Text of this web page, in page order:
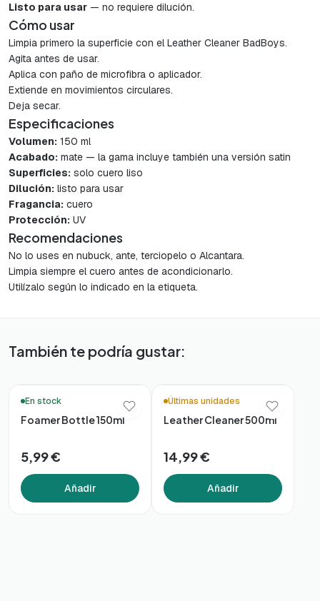
Listo para usar — no requiere dilución.
Cómo usar
Limpia primero la superficie con el Leather Cleaner BadBoys.
Agita antes de usar.
Aplica con paño de microfibra o aplicador.
Extiende en movimientos circulares.
Deja secar.
Especificaciones
Volumen: 150 ml
Acabado: mate — la gama incluye también una versión satin
Superficies: solo cuero liso
Dilución: listo para usar
Fragancia: cuero
Protección: UV
Recomendaciones
No lo uses en nubuck, ante, terciopelo o Alcantara.
Limpia siempre el cuero antes de acondicionarlo.
Utilízalo según lo indicado en la etiqueta.
También te podría gustar:
En stock
Foamer Bottle 150ml
5,99 €
Añadir
Últimas unidades
Leather Cleaner 500ml
14,99 €
Añadir